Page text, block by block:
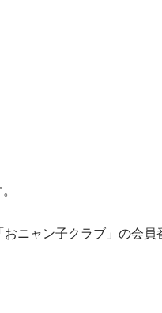
ニャン子クラブ」の会員